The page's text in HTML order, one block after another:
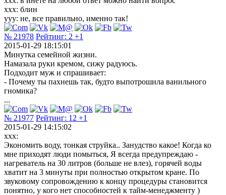
ххх: блин
ууу: не, все правильно, именно так!
№ 21978 Рейтинг: 2 +1
2015-01-29 18:15:01
Минутка семейной жизни.
Намазала руки кремом, сижу радуюсь.
Подходит муж и спрашивает:
- Почему ты пахнешь так, будто выпотрошила ванильного
гномика?
...
№ 21977 Рейтинг: 12 +1
2015-01-29 14:15:02
xxx:
Экономить воду, тонкая струйка.. Занудство какое! Когда ко
мне приходят люди помыться, Я всегда предупреждаю -
нагреватель на 30 литров (больше не влез), горячей воды
хватит на 3 минуты при полностью открытом кране. По
звуковому сопровождению к концу процедуры становится
понятно, у кого нет способностей к тайм-менеджменту )